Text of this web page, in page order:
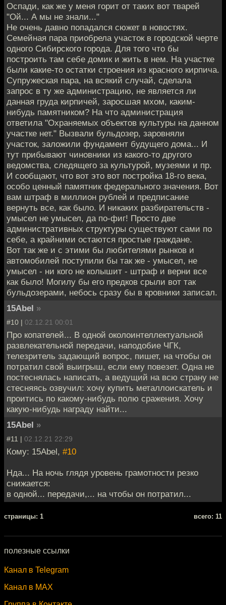
Оспади, как же у меня горит от таких вот тварей
"Ой... А мы не знали..."
Не очень давно попадался сюжет в новостях.
Семейная пара приобрела участок в городской черте
одного Сибирского города. Для того что бы
построить там себе домик и жить в нем. На участке
были какие-то остатки строения из красного кирпича.
Супружеская пара, на всякий случай, сделала
запрос в ту же администрацию, не является ли
данная груда кирпичей, заросшая мхом, каким-
нибудь памятником? На что администрация
ответила "Охраняемых объектов культуры на данном
участке нет." Вызвали бульдозер, заровняли
участок, заложили фундамент будущего дома... И
тут прибывают чиновники из какого-то другого
ведомства, следящего за культурой, музеями и пр.
И сообщают, что вот это вот постройка 18-го века,
особо ценный памятник федерального значения. Вот
вам штраф в миллион рублей и предписание
вернуть все, как было. И никаких разбирательств -
умысел не умысел, да по-фиг! Просто две
административных структуры существуют сами по
себе, а крайними остаются простые граждане.
Вот так же и с этими бы любителями рынков и
автомобилей поступили бы так же - умысел, не
умысел - ни кого не колышит - штраф и верни все
как было! Могилу бы его предков срыли вот так
бульдозерами, небось сразу бы в кровники записал.
15Abel »
#10 | 02.12.21 00:01
Про копателей... В одной околоинтеллектуальной
развлекательной передачи, наподобие ЧГК,
телезритель задающий вопрос, пишет, на чтобы он
потратил свой выигрыш, если ему повезет. Одна не
постеснялась написать, а ведущий на всю страну не
стесняясь озвучил: хочу купить металлоискатель и
проитись по какому-нибудь полю сражения. Хочу
какую-нибудь награду найти...
15Abel »
#11 | 02.12.21 22:29
Кому: 15Abel, #10
Нда... На ночь глядя уровень грамотности резко
снижается:
в одной... передачи,... на чтобы он потратил...
cтраницы: 1 всего: 11
полезные ссылки
Канал в Telegram
Канал в MAX